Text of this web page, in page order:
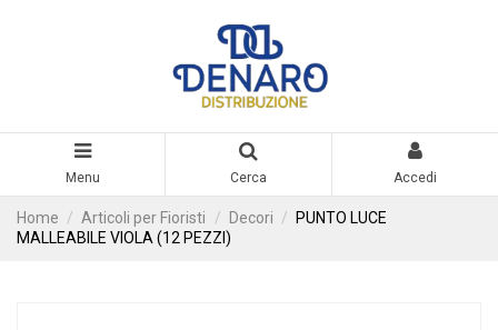
Menu Cerca Accedi
Home Articoli per Fioristi Decori
PUNTO LUCE
MALLEABILE VIOLA (12 PEZZI)